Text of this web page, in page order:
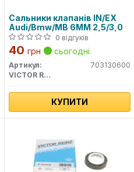
Сальники клапанів IN/EX
Audi/Bmw/MB 6MM 2,5/3,0
0 відгуків
40 грн сьогодні
Артикул:
703130600
VICTOR REINZ
КУПИТИ